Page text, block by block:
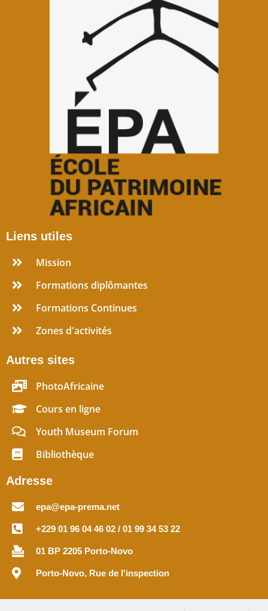
Liens utiles
Mission
Formations diplômantes
Formations Continues
Zones d'activités
Autres sites
PhotoAfricaine
Cours en ligne
Youth Museum Forum
Bibliothèque
Adresse
epa@epa-prema.net
+229 01 96 04 46 02 / 01 99 34 53 22
01 BP 2205 Porto-Novo
Porto-Novo, Rue de l'inspection